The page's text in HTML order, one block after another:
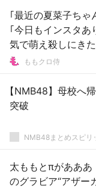
｢最近の夏菜子ちゃ
｢今日もインスタあ
気で萌え殺しにきた
ももクロ侍
【NMB48】母校へ
突破
NMB48まとめスピリ
太ももとπがああ
のグラビア“アザー